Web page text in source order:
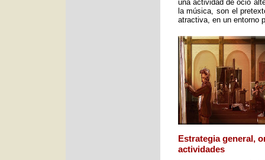
una actividad de ocio
la música, son el
atractiva, en un entorno
Estrategia general,
actividades